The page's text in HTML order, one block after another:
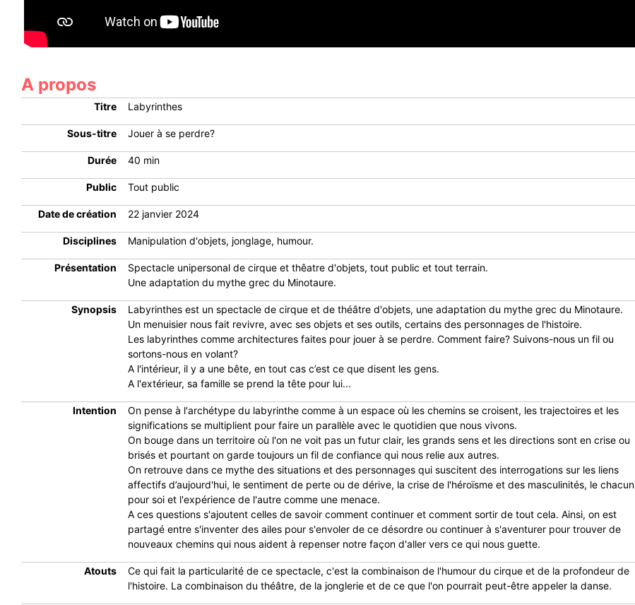
A propos
Titre Labyrinthes
Sous-titre Jouer à se perdre?
Durée 40 min
Public Tout public
Date de création 22 janvier 2024
Disciplines Manipulation d'objets, jonglage, humour.
Présentation
Spectacle unipersonal de cirque et thêatre d'objets, tout public et tout terrain.
Une adaptation du mythe grec du Minotaure.
Synopsis
Labyrinthes est un spectacle de cirque et de théâtre d'objets, une adaptation du mythe grec du Minotaure.
Un menuisier nous fait revivre, avec ses objets et ses outils, certains des personnages de l'histoire.
Les labyrinthes comme architectures faites pour jouer à se perdre. Comment faire? Suivons-nous un fil ou
sortons-nous en volant?
A l'intérieur, il y a une bête, en tout cas c’est ce que disent les gens.
A l'extérieur, sa famille se prend la tête pour lui...
Intention
On pense à l'archétype du labyrinthe comme à un espace où les chemins se croisent, les trajectoires et les
significations se multiplient pour faire un parallèle avec le quotidien que nous vivons.
On bouge dans un territoire où l'on ne voit pas un futur clair, les grands sens et les directions sont en crise ou
brisés et pourtant on garde toujours un fil de confiance qui nous relie aux autres.
On retrouve dans ce mythe des situations et des personnages qui suscitent des interrogations sur les liens
affectifs d’aujourd'hui, le sentiment de perte ou de dérive, la crise de l'héroïsme et des masculinités, le chacun
pour soi et l'expérience de l'autre comme une menace.
A ces questions s'ajoutent celles de savoir comment continuer et comment sortir de tout cela. Ainsi, on est
partagé entre s'inventer des ailes pour s'envoler de ce désordre ou continuer à s'aventurer pour trouver de
nouveaux chemins qui nous aident à repenser notre façon d'aller vers ce qui nous guette.
Atouts
Ce qui fait la particularité de ce spectacle, c'est la combinaison de l'humour du cirque et de la profondeur de
l'histoire. La combinaison du théâtre, de la jonglerie et de ce que l'on pourrait peut-être appeler la danse.